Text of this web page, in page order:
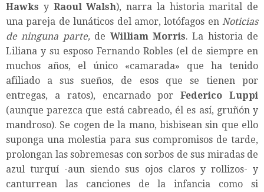
Hawks y Raoul Walsh), narra la historia marital de
una pareja de lunáticos del amor, lotófagos en Noticias
de ninguna parte,de William Morris. La historia de
Liliana y su esposo Fernando Robles (el de siempre en
muchos años, el único «camarada» que ha tenido
afiliado a sus sueños, de esos que se tienen por
entregas, a ratos), encarnado porFederico Luppi
(aunque parezca que está cabreado, él es así, gruñón y
mandroso). Se cogen de la mano, bisbisean sin que ello
suponga una molestia para sus compromisos de tarde,
prolongan las sobremesas con sorbos de sus miradas de
azul turquí -aun siendo sus ojos claros y rollizos- y
canturrean las canciones de la infancia como si